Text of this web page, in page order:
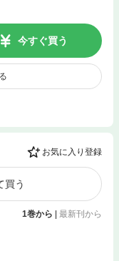
今すぐ買う
お気に入り登録
買う
1巻から | 最新刊から